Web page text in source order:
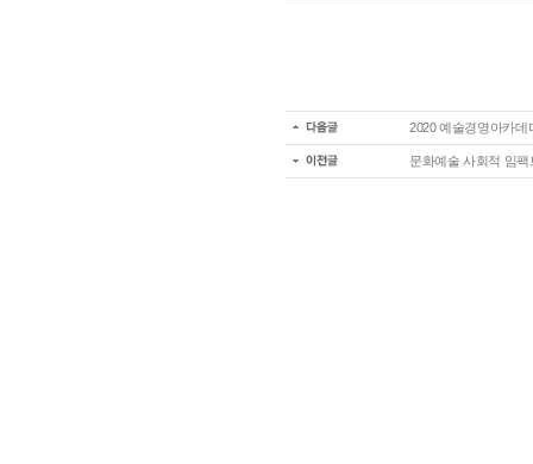
2020 예술경영아카
문화예술 사회적 임팩